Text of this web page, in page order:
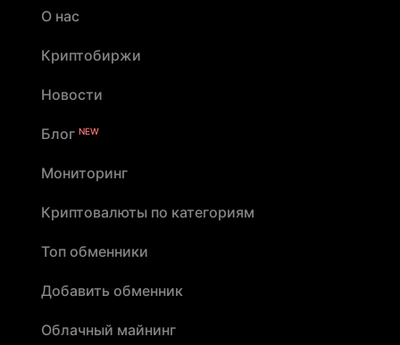
О нас
Криптобиржи
Новости
Блог NEW
Мониторинг
Криптовалюты по категориям
Топ обменники
Добавить обменник
Облачный майнинг